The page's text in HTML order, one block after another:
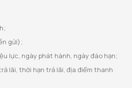
gửi);
lực, ngày phát hành, ngày đáo hạn;
lãi, thời hạn trả lãi, địa điểm thanh